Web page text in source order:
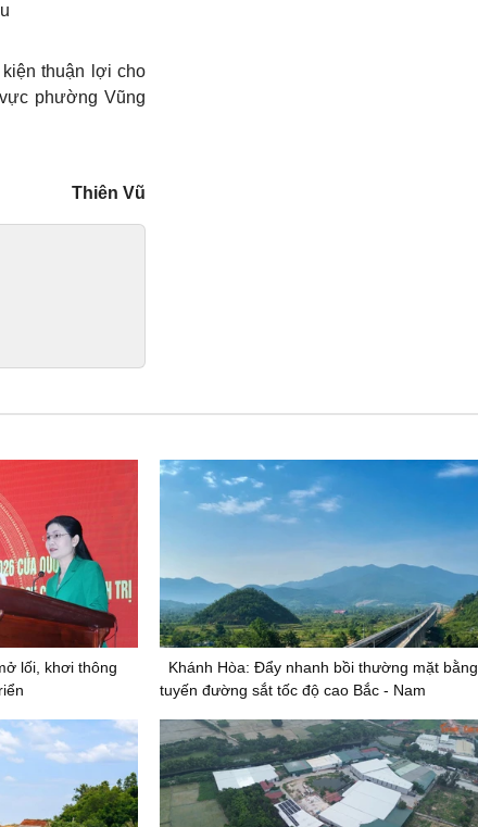
thuận lợi cho
phường Vũng
Thiên Vũ
lối, khơi thông
Khánh Hòa: Đẩy nhanh bồi thường mặt bằng
tuyến đường sắt tốc độ cao Bắc - Nam